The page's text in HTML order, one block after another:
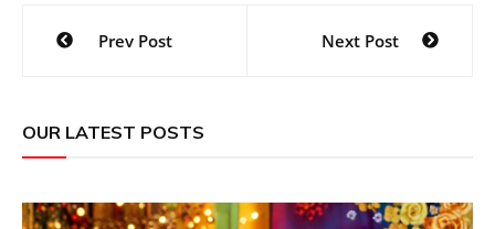
Post
navigation
Prev Post Next Post
OUR LATEST POSTS